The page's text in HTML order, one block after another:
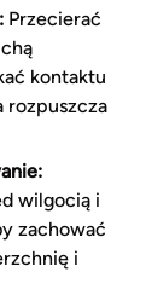
Przecierać
kontaktu
rozpuszcza
wilgocią i
zachować
i